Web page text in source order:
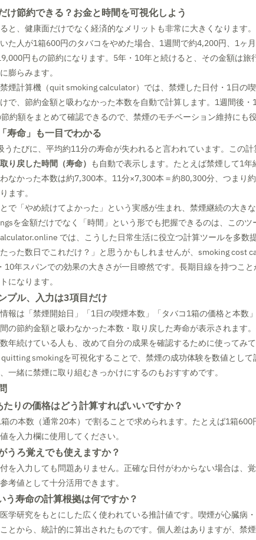
け節約できる？お金と時間を可視化しよう
と、健康面だけでなく経済的なメリットも非常に大きくなります
た人が1箱600円のタバコをやめた場合、1週間で約4,200円、1ヶ
円もの節約になります。5年・10年と続けると、その金額は旅
膨らみます。
煙計算機（quit smoking calculator）では、禁煙した日付・1日の
で、節約金額と吸わなかった本数を自動で計算します。1週間後
約額をまとめて確認できるので、禁煙のモチベーション維持にも役
寿命」も一目でわかる
うたびに、平均約11分の寿命が失われると言われています。この
取り戻した時間（寿命） も自動で表示します。たとえば禁煙して1
なかった本数は約7,300本。11分×7,300本＝約80,300分、つまり
ます。
で「やめ続けてよかった」という実感が生まれ、禁煙継続の大きな
を金額だけでなく「時間」という形でも把握できるのは、このツ
では、こうした日常生活に役立つ計算ツールを多数提
った数日でこれだけ？」と思うかもしれませんが、smoking cost
10年スパンでの効果の大きさが一目瞭然です。長期目線を持つこ
になります。
プル、入力は3項目だけ
報は「禁煙開始日」「1日の喫煙本数」「タバコ1箱の価格と本数
の節約金額と吸わなかった本数・取り戻した寿命が表示されます
年続けている人も、改めて自分の成果を確認するために使ってみて
smokingを可視化することで、禁煙の成功体験を数値とし
一緒に禁煙に取り組むきっかけにするのもおすすめです。
たりの価格はどう計算すればいいですか？
の本数（通常20本）で割ることで求められます。たとえば1箱600
を入力欄に使用してください。
うろ覚えでも使えますか？
を入力しても問題ありません。正確な日付がわからない場合は、
考値として十分活用できます。
う寿命の計算根拠は何ですか？
学研究をもとにした広く使われている推計値です。喫煙が心臓病
とから、統計的に算出されたものです。個人差はありますが、禁